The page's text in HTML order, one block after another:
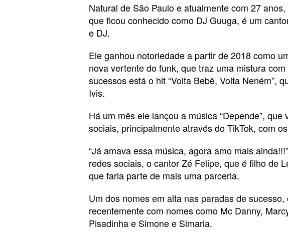
Natural de São Paulo e atualmente com 27
que ficou conhecido como DJ Guuga, é um
e DJ.
Ele ganhou notoriedade a partir de 2018 como
nova vertente do funk, que traz uma mistura
sucessos está o hit “Volta Bebê, Volta Neném”,
Ivis.
Há um mês ele lançou a música “Depende”,
sociais, principalmente através do TikTok, com
“Já amava essa música, agora amo mais
redes sociais, o cantor Zé Felipe, que é filho de
que faria parte de mais uma parceria.
Um dos nomes em alta nas paradas de
recentemente com nomes como Mc Danny,
Pisadinha e Simone e Simaria.